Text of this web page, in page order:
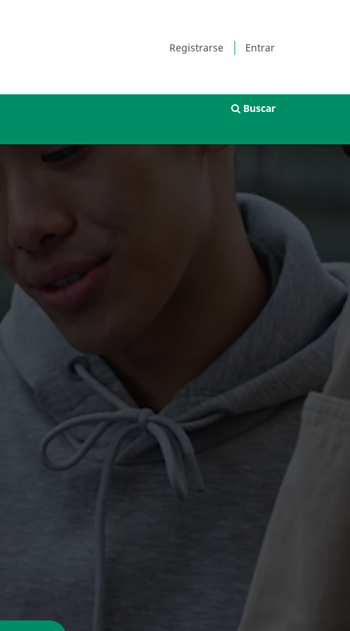
Registrarse Entrar
Buscar